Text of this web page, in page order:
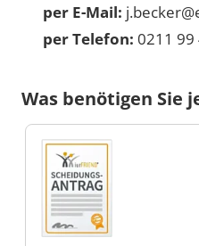
per E-Mail:
per Telefon: 0211 99
Was benötigen Sie